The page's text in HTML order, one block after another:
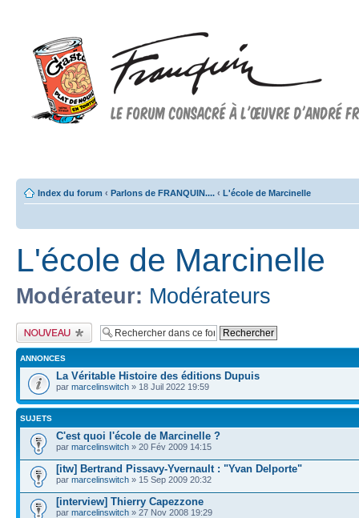
Index du forum ‹ Parlons de FRANQUIN.... ‹ L'école de Marcinelle
L'école de Marcinelle
Modérateur: Modérateurs
Publier un nouveau
sujet
ANNONCES
La Véritable Histoire des éditions Dupuis
par marcelinswitch » 18 Juil 2022 19:59
SUJETS
C'est quoi l'école de Marcinelle ?
par marcelinswitch » 20 Fév 2009 14:15
[itw] Bertrand Pissavy-Yvernault : "Yvan Delporte"
par marcelinswitch » 15 Sep 2009 20:32
[interview] Thierry Capezzone
par marcelinswitch » 27 Nov 2008 19:29